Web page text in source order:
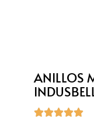
ANILLOS
